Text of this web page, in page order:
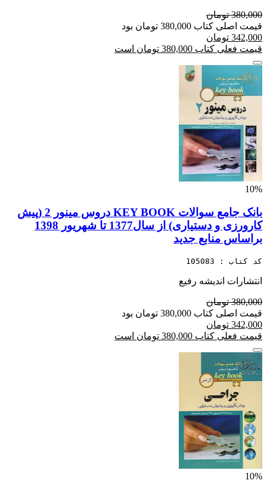
380,000 تومان
قیمت اصلی کتاب 380,000 تومان بود
342,000 تومان
قیمت فعلی کتاب 380,000 تومان است
10%
بانک جامع سوالات KEY BOOK دروس مینور 2 (پیش
کارورزی و دستیاری) از سال1377 تا شهریور 1398
براساس منابع جدید
کد کتاب : 105083
انتشارات اندیشه رفیع
380,000 تومان
قیمت اصلی کتاب 380,000 تومان بود
342,000 تومان
قیمت فعلی کتاب 380,000 تومان است
10%